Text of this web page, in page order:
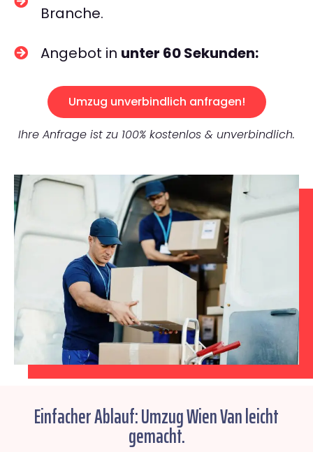
Branche.
Angebot in unter 60 Sekunden:
Umzug unverbindlich anfragen!
Ihre Anfrage ist zu 100% kostenlos & unverbindlich.
Einfacher Ablauf: Umzug Wien Van leicht
gemacht.